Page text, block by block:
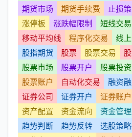
期货市场
期货手续费 止损
涨停板
涨跌幅限制 短线交易
移动平均线
程序化交易 线
股指期货
股票 股票交易
股票市场
股票开户 股票投资
股票账户
自动化交易 融资
证券公司
证券开户 证券账户
资产配置
资金流向 资金管理
趋势判断
趋势反转 选股策略